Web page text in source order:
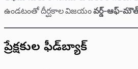
ఉండటంతో దీర్ఘకాల విజయంవర్డ్-ఆఫ్-
ప్రేక్షకుల ఫీడ్‌బ్యాక్